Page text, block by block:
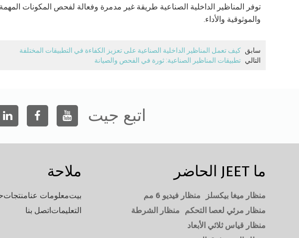
توفر المناظير الداخلية الصناعية طريقة غير مدمرة وفعالة لفحص المكونات
والموثوقية والأداء.
سابق كيف تعمل المناظير الداخلية الصناعية على تعزيز الكفاءة في التطبيقات المختلفة
التالي تطبيقات المناظير الصناعية: ثورة في الفحص والصيانة
اتبع جيت
ما JEET الحاضر
منظار ميغا بيكسلز
منظار فيديو 6 مم
منظار مرئي لعصا التحكم
منظار الشرطة
منظار قياس ثلاثي الأبعاد
ملاحة
بيتمعلومات عنامنتجات
التعليماتاتصل بنا